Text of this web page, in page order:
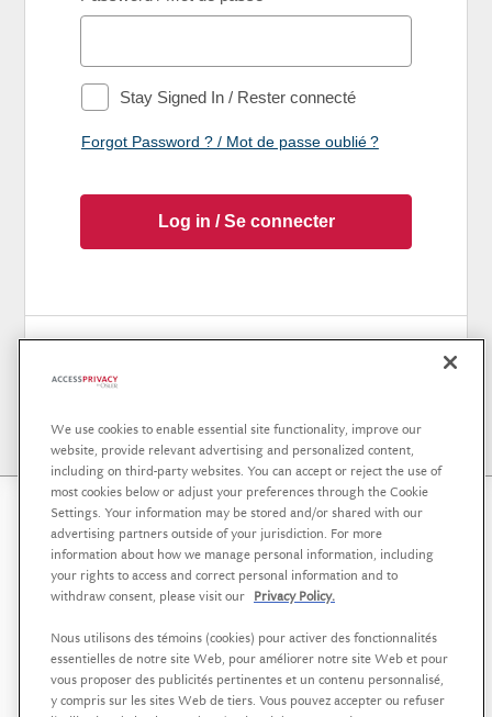
Stay Signed In / Rester connecté
Forgot Password ? / Mot de passe oublié ?
AccessPrivacy is a service offering affiliated with
Hoskin & Harcourt LLPthat helps organizations in the
public, private and not-for-profit sectors to develop a
strategic approach to data governance, supported by
sound policies and practices.
AccessPrivacy est une offre de services affiliée àOsler,
Hoskin & Harcourt S.E.N.C.R.L./s.r.lvisant à aider les
We use cookies to enable essential site functionality, improve our
website, provide relevant advertising and personalized content,
including on third-party websites. You can accept or reject the use of
most cookies below or adjust your preferences through the Cookie
Settings. Your information may be stored and/or shared with our
advertising partners outside of your jurisdiction. For more
information about how we manage personal information, including
your rights to access and correct personal information and to
withdraw consent, please visit our
Privacy Policy.
Nous utilisons des témoins (cookies) pour activer des fonctionnalités
essentielles de notre site Web, pour améliorer notre site Web et pour
vous proposer des publicités pertinentes et un contenu personnalisé,
y compris sur les sites Web de tiers. Vous pouvez accepter ou refuser